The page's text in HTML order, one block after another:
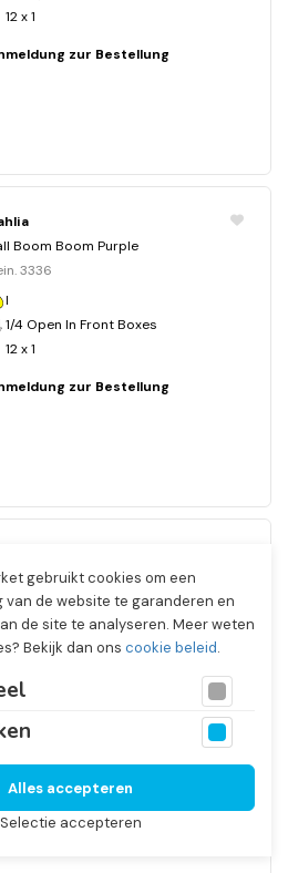
12 x 1
zur Bestellung
Boom Boom Purple
3336
I
1/4 Open In Front Boxes
12 x 1
zur Bestellung
Genova
3337
I
1/4 Open In Front Boxes
12 x 1
zur Bestellung
gebruikt cookies om een
van de website te garanderen en
de site te analyseren. Meer weten
Bekijk dan ons cookie beleid.
Selectie accepteren
Alles accepteren